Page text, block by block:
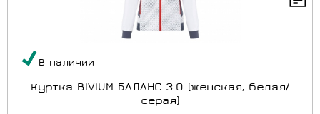
В наличии
Куртка BIVIUM БАЛАНС 3.0 (женская, белая/
серая)